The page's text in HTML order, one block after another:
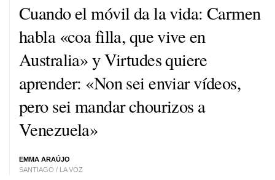
Cuando el móvil da la vida: Carmen
habla «coa filla, que vive en
Australia» y Virtudes quiere
aprender: «Non sei enviar vídeos,
pero sei mandar chourizos a
Venezuela»
EMMA ARAÚJO
SANTIAGO / LA VOZ